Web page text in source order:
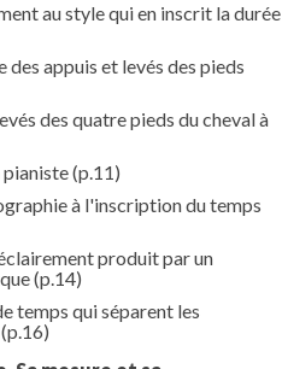
au style qui en inscrit la durée
appuis et levés des pieds
des quatre pieds du cheval à
(p.11)
à l'inscription du temps
produit par un
(p.14)
temps qui séparent les
(p.16)